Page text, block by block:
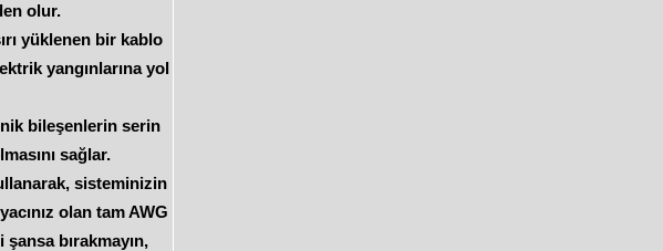
olur.
yüklenen bir kablo
yangınlarına yol
bileşenlerin serin
sağlar.
sisteminizin
olan tam AWG
bırakmayın,